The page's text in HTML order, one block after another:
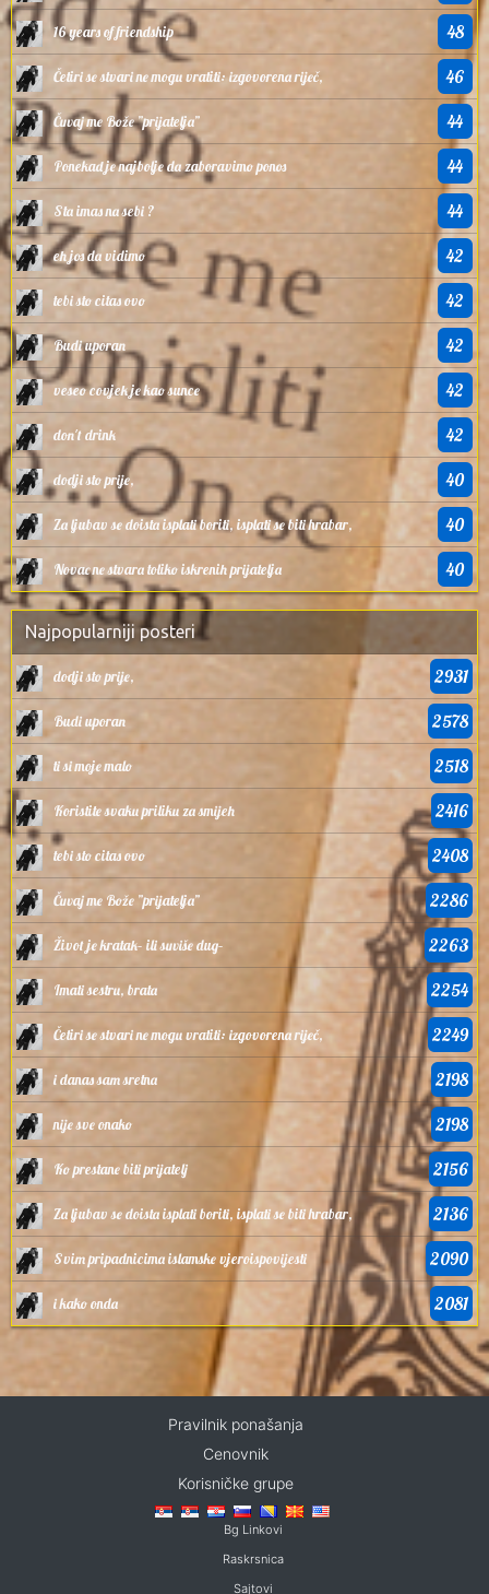
16 years of friendship 48
Četiri se stvari ne mogu vratiti: izgovorena riječ, 46
Čuvaj me Bože ”prijatelja” 44
Ponekad je najbolje da zaboravimo ponos 44
Sta imas na sebi ? 44
eh jos da vidimo 42
tebi sto citas ovo 42
Budi uporan 42
veseo covjek je kao sunce 42
don't drink 42
dodji sto prije, 40
Za ljubav se doista isplati boriti, isplati se biti hrabar, 40
Novac ne stvara toliko iskrenih prijatelja 40
Najpopularniji posteri
dodji sto prije, 2931
Budi uporan 2578
ti si moje malo 2518
Koristite svaku priliku za smijeh 2416
tebi sto citas ovo 2408
Čuvaj me Bože ”prijatelja” 2286
Život je kratak– ili suviše dug– 2263
Imati sestru, brata 2254
Četiri se stvari ne mogu vratiti: izgovorena riječ, 2249
i danas sam sretna 2198
nije sve onako 2198
Ko prestane biti prijatelj 2156
Za ljubav se doista isplati boriti, isplati se biti hrabar, 2136
Svim pripadnicima islamske vjeroispovijesti 2090
i kako onda 2081
Pravilnik ponašanja
Cenovnik
Korisničke grupe
Bg Linkovi
Raskrsnica
Sajtovi